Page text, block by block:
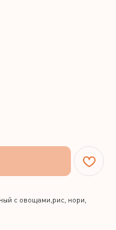
с овощами,рис, нори,